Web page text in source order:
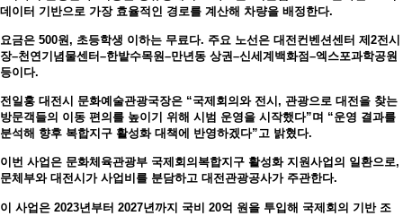
데이터 기반으로 가장 효율적인 경로를 계산해 차량을 배정한다.
요금은 500원, 초등학생 이하는 무료다. 주요 노선은 대전컨벤션센터 제2전시
장–천연기념물센터–한밭수목원–만년동 상권–신세계백화점–엑스포과학공원
등이다.
전일홍 대전시 문화예술관광국장은 “국제회의와 전시, 관광으로 대전을 찾는
방문객들의 이동 편의를 높이기 위해 시범 운영을 시작했다”며 “운영 결과를
분석해 향후 복합지구 활성화 대책에 반영하겠다”고 밝혔다.
이번 사업은 문화체육관광부 국제회의복합지구 활성화 지원사업의 일환으로,
문체부와 대전시가 사업비를 분담하고 대전관광공사가 주관한다.
이 사업은 2023년부터 2027년까지 국비 20억 원을 투입해 국제회의 기반 조